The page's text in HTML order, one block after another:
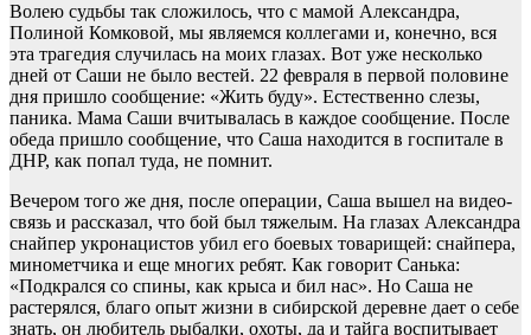
Волею судьбы так сложилось, что с мамой Александра,
Полиной Комковой, мы являемся коллегами и, конечно, вся
эта трагедия случилась на моих глазах. Вот уже несколько
дней от Саши не было вестей. 22 февраля в первой половине
дня пришло сообщение: «Жить буду». Естественно слезы,
паника. Мама Саши вчитывалась в каждое сообщение. После
обеда пришло сообщение, что Саша находится в госпитале в
ДНР, как попал туда, не помнит.
Вечером того же дня, после операции, Саша вышел на видео-
связь и рассказал, что бой был тяжелым. На глазах Александра
снайпер укронацистов убил его боевых товарищей: снайпера,
минометчика и еще многих ребят. Как говорит Санька:
«Подкрался со спины, как крыса и бил нас». Но Саша не
растерялся, благо опыт жизни в сибирской деревне дает о себе
знать, он любитель рыбалки, охоты, да и тайга воспитывает